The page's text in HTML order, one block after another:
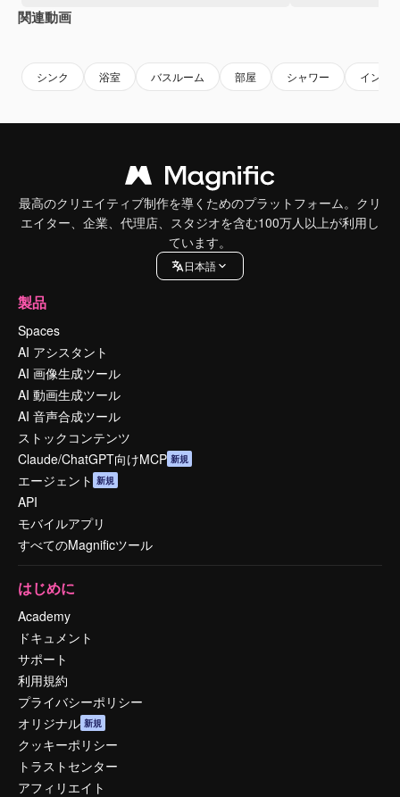
関連動画
シンク 浴室 バスルーム 部屋 シャワー インテ
最高のクリエイティブ制作を導くためのプラットフォーム。クリ
エイター、企業、代理店、スタジオを含む100万人以上が利用し
ています。
日本語
製品
Spaces
AI アシスタント
AI 画像生成ツール
AI 動画生成ツール
AI 音声合成ツール
ストックコンテンツ
Claude/ChatGPT向けMCP 新規
エージェント 新規
API
モバイルアプリ
すべてのMagnificツール
はじめに
Academy
ドキュメント
サポート
利用規約
プライバシーポリシー
オリジナル 新規
クッキーポリシー
トラストセンター
アフィリエイト